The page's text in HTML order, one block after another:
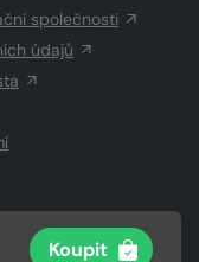
Koupit
společnosti
údajů